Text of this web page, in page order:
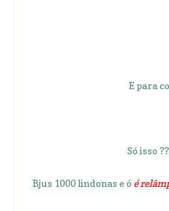
E para
Só isso
Bjus 1000 lindonas e ó é